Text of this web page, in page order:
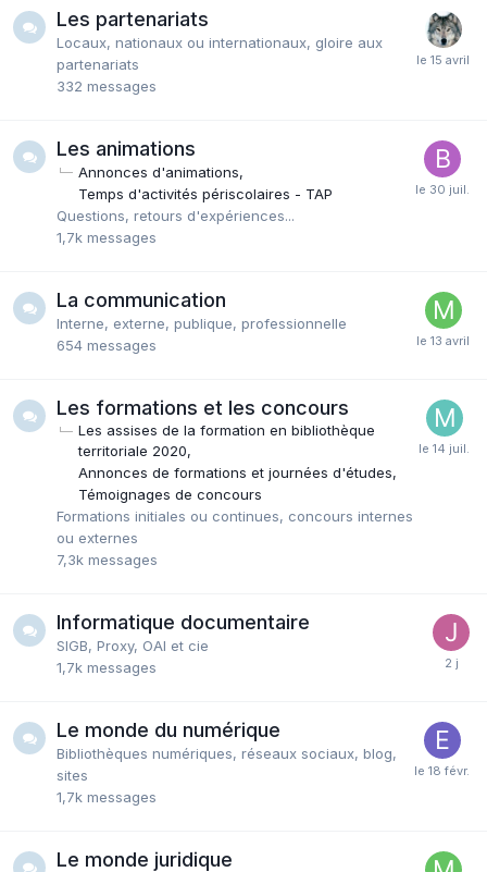
Les partenariats
Locaux, nationaux ou internationaux, gloire aux
partenariats
332 messages
Les animations
Annonces d'animations
Temps d'activités périscolaires - TAP
Questions, retours d'expériences...
1,7k messages
La communication
Interne, externe, publique, professionnelle
654 messages
Les formations et les concours
Les assises de la formation en bibliothèque
territoriale 2020
Annonces de formations et journées d'études
Témoignages de concours
Formations initiales ou continues, concours internes
ou externes
7,3k messages
Informatique documentaire
SIGB, Proxy, OAI et cie
1,7k messages
Le monde du numérique
Bibliothèques numériques, réseaux sociaux, blog,
sites
1,7k messages
Le monde juridique